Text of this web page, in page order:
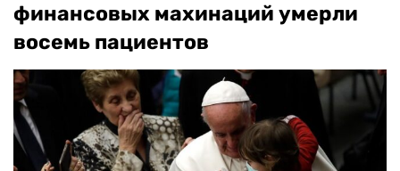
финансовых махинаций умерли
восемь пациентов